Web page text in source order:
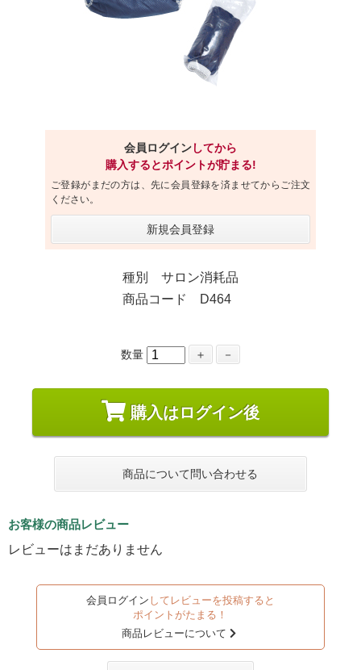
会員ログインしてから
購入するとポイントが貯まる!
ご登録がまだの方は、先に会員登録を済ませてからご注文
ください。
新規会員登録
種別 サロン消耗品
商品コード D464
数量 ＋ －
購入はログイン後
商品について問い合わせる
お客様の商品レビュー
レビューはまだありません
会員ログイン してレビューを投稿すると
ポイントがたまる！
商品レビューについて